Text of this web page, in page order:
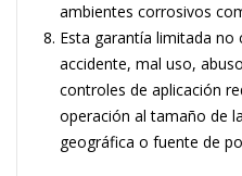
ambientes corrosivos
Esta garantía limitada no
accidente, mal uso,
controles de aplicación
operación al tamaño de
geográfica o fuente de